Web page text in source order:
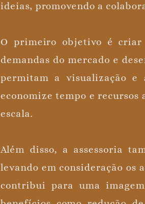
ideias, promovendo a
O primeiro objetivo é criar
demandas do mercado e
permitam a visualização e
economize tempo e recursos
escala.
Além disso, a assessoria
levando em consideração os
contribui para uma